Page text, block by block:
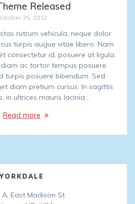
Released
25, 2012
rutrum vehicula, neque dolor
turpis augue vitae libero. Nam
consectetur id, posuere at ligula.
ac tortor tempus posuere.
turpis posuere bibendum. Sed
diam pretium cursus. In sagittis
in ultrices mauris lacinia…
Read more
YORKDALE
A, East Madison St